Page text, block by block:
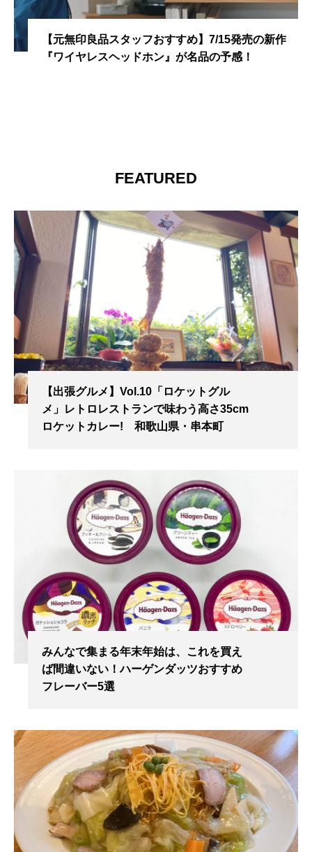
【元無印良品スタッフおすすめ】7/15発売の新作
『ワイヤレスヘッドホン』が名品の予感！
FEATURED
【出張グルメ】Vol.10「ロケットグル
メ」レトロレストランで味わう高さ35cm
ロケットカレー! 和歌山県・串本町
みんなで集まる年末年始は、これを買え
ば間違いない！ハーゲンダッツおすすめ
フレーバー5選